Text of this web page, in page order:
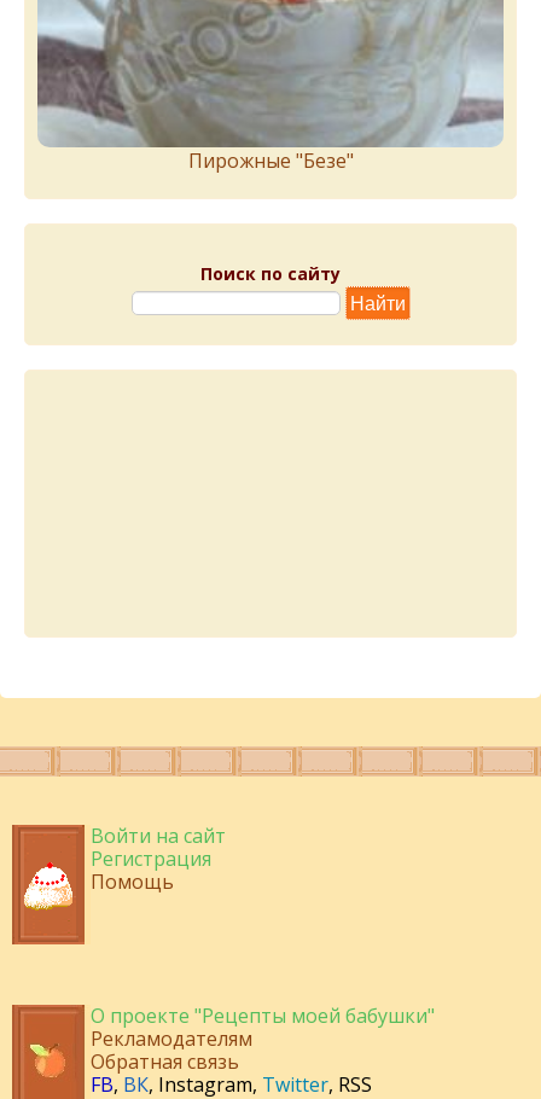
Пирожныe "Бeзe"
Поиск по сайту
Войти на сайт
Регистрация
Помощь
О проекте "Рецепты моей бабушки"
Рекламодателям
Обратная связь
FB, ВК, Instagram, Twitter, RSS